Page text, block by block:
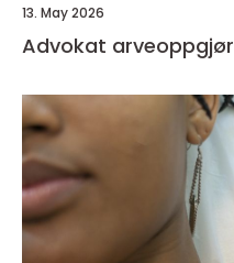
13. May 2026
Advokat arveoppgjør